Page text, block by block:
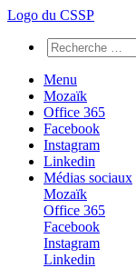
Logo du CSSP
Menu
Mozaïk
Office 365
Facebook
Instagram
Linkedin
Médias sociaux
Mozaïk
Office 365
Facebook
Instagram
Linkedin